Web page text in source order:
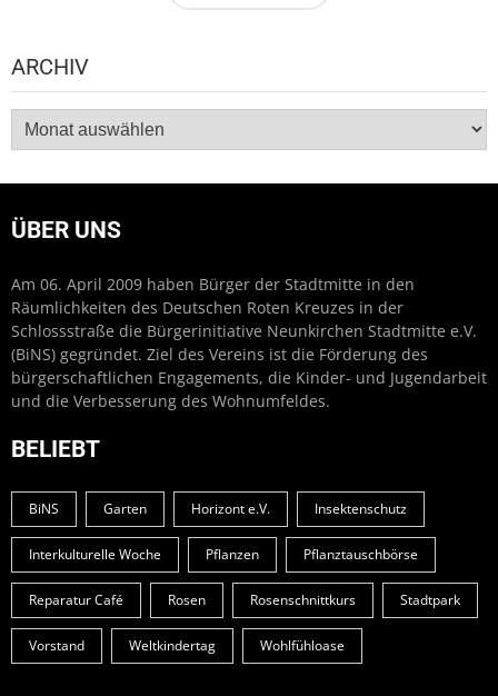
ARCHIV
Archiv
ÜBER UNS
Am 06. April 2009 haben Bürger der Stadtmitte in den
Räumlichkeiten des Deutschen Roten Kreuzes in der
Schlossstraße die Bürgerinitiative Neunkirchen Stadtmitte e.V.
(BiNS) gegründet. Ziel des Vereins ist die Förderung des
bürgerschaftlichen Engagements, die Kinder- und Jugendarbeit
und die Verbesserung des Wohnumfeldes.
BELIEBT
BiNS Garten Horizont e.V. Insektenschutz
Interkulturelle Woche Pflanzen Pflanztauschbörse
Reparatur Café Rosen Rosenschnittkurs Stadtpark
Vorstand Weltkindertag Wohlfühloase